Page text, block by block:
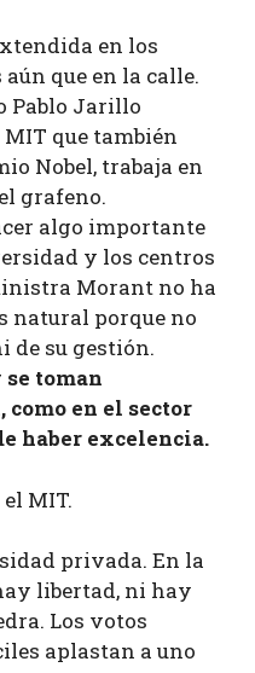
en los
que en la calle.
Pablo Jarillo
que también
Nobel, trabaja en
grafeno.
algo importante
y los centros
Morant no ha
natural porque no
de su gestión.
toman
en el sector
haber excelencia.
MIT.
privada. En la
libertad, ni hay
Los votos
aplastan a uno